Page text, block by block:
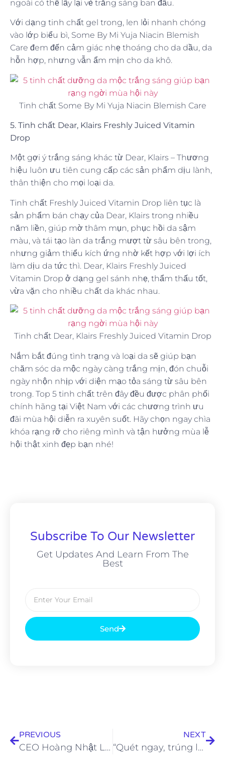
ngoài có thể lấy lại vẻ trắng sáng ban đầu.
Với dạng tinh chất gel trong, len lỏi nhanh chóng
vào lớp biểu bì, Some By Mi Yuja Niacin Blemish
Care đem đến cảm giác nhẹ thoáng cho da dầu, da
hỗn hợp, nhưng vẫn ẩm mịn cho da khô.
Tinh chất Some By Mi Yuja Niacin Blemish Care
5. Tinh chất Dear, Klairs Freshly Juiced Vitamin
Drop
Một gợi ý trắng sáng khác từ Dear, Klairs – Thương
hiệu luôn ưu tiên cung cấp các sản phẩm dịu lành,
thân thiện cho mọi loại da.
Tinh chất Freshly Juiced Vitamin Drop liên tục là
sản phẩm bán chạy của Dear, Klairs trong nhiều
năm liền, giúp mờ thâm mụn, phục hồi da sậm
màu, và tái tạo làn da trắng mượt từ sâu bên trong,
nhưng giảm thiểu kích ứng nhờ kết hợp với lợi ích
làm dịu da tức thì. Dear, Klairs Freshly Juiced
Vitamin Drop ở dạng gel sánh nhẹ, thẩm thấu tốt,
vừa vặn cho nhiều chất da khác nhau.
Tinh chất Dear, Klairs Freshly Juiced Vitamin Drop
Nắm bắt đúng tình trạng và loại da sẽ giúp bạn
chăm sóc da mộc ngày càng trắng mịn, đón chuỗi
ngày nhộn nhịp với diện mạo tỏa sáng từ sâu bên
trong. Top 5 tinh chất trên đây đều được phân phối
chính hãng tại Việt Nam với các chương trình ưu
đãi mùa hội diễn ra xuyên suốt. Hãy chọn ngay chìa
khóa rạng rỡ cho riêng mình và tận hưởng mùa lễ
hội thật xinh đẹp bạn nhé!
Subscribe To Our Newsletter
Get Updates And Learn From The
Best
Send
PREVIOUS
CEO Hoàng Nhật Linh chia sẻ bí quyết giúp nhan sắc ngày càng thăng hạng
NEXT
“Quét ngay, trúng lớn” tổng trị giá giải thưởng lên đến 3 tỷ đồng cùng Tesori d’Oriente